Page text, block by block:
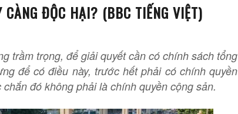
ĐỘC HẠI? (BBC TIẾNG VIỆT)
trầm trọng, để giải quyết cần có chính sách tổng
để có điều này, trước hết phải có chính quyền
đó không phải là chính quyền cộng sản.